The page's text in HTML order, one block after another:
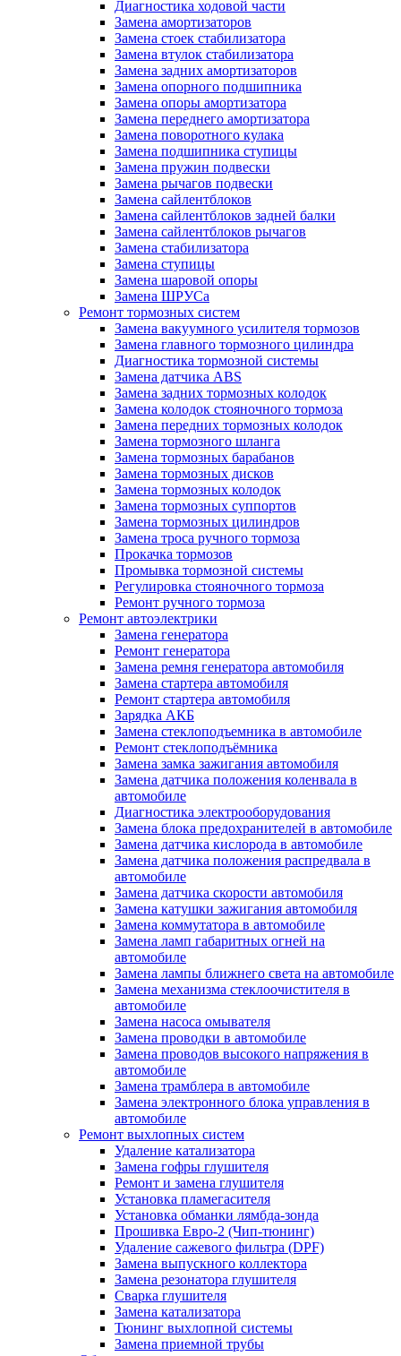
Диагностика ходовой части
Замена амортизаторов
Замена стоек стабилизатора
Замена втулок стабилизатора
Замена задних амортизаторов
Замена опорного подшипника
Замена опоры амортизатора
Замена переднего амортизатора
Замена поворотного кулака
Замена подшипника ступицы
Замена пружин подвески
Замена рычагов подвески
Замена сайлентблоков
Замена сайлентблоков задней балки
Замена сайлентблоков рычагов
Замена стабилизатора
Замена ступицы
Замена шаровой опоры
Замена ШРУСа
Ремонт тормозных систем
Замена вакуумного усилителя тормозов
Замена главного тормозного цилиндра
Диагностика тормозной системы
Замена датчика ABS
Замена задних тормозных колодок
Замена колодок стояночного тормоза
Замена передних тормозных колодок
Замена тормозного шланга
Замена тормозных барабанов
Замена тормозных дисков
Замена тормозных колодок
Замена тормозных суппортов
Замена тормозных цилиндров
Замена троса ручного тормоза
Прокачка тормозов
Промывка тормозной системы
Регулировка стояночного тормоза
Ремонт ручного тормоза
Ремонт автоэлектрики
Замена генератора
Ремонт генератора
Замена ремня генератора автомобиля
Замена стартера автомобиля
Ремонт стартера автомобиля
Зарядка АКБ
Замена стеклоподъемника в автомобиле
Ремонт стеклоподъёмника
Замена замка зажигания автомобиля
Замена датчика положения коленвала в
автомобиле
Диагностика электрооборудования
Замена блока предохранителей в автомобиле
Замена датчика кислорода в автомобиле
Замена датчика положения распредвала в
автомобиле
Замена датчика скорости автомобиля
Замена катушки зажигания автомобиля
Замена коммутатора в автомобиле
Замена ламп габаритных огней на
автомобиле
Замена лампы ближнего света на автомобиле
Замена механизма стеклоочистителя в
автомобиле
Замена насоса омывателя
Замена проводки в автомобиле
Замена проводов высокого напряжения в
автомобиле
Замена трамблера в автомобиле
Замена электронного блока управления в
автомобиле
Ремонт выхлопных систем
Удаление катализатора
Замена гофры глушителя
Ремонт и замена глушителя
Установка пламегасителя
Установка обманки лямбда-зонда
Прошивка Евро-2 (Чип-тюнинг)
Удаление сажевого фильтра (DPF)
Замена выпускного коллектора
Замена резонатора глушителя
Сварка глушителя
Замена катализатора
Тюнинг выхлопной системы
Замена приемной трубы